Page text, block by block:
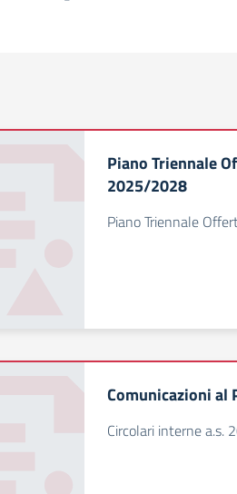
Piano Triennale
2025/2028
Piano Triennale
Comunicazioni al
Circolari interne a.s.